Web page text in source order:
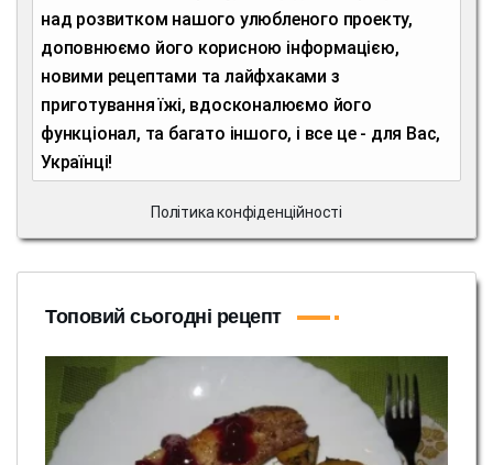
над розвитком нашого улюбленого проекту,
доповнюємо його корисною інформацією,
новими рецептами та лайфхаками з
приготування їжі, вдосконалюємо його
функціонал, та багато іншого, і все це - для Вас,
Українці!
Політика конфіденційності
Топовий сьогодні рецепт